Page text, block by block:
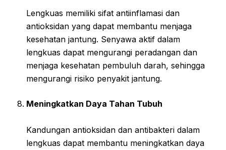
Lengkuas memiliki sifat antiinflamasi dan
antioksidan yang dapat membantu menjaga
kesehatan jantung. Senyawa aktif dalam
lengkuas dapat mengurangi peradangan dan
menjaga kesehatan pembuluh darah, sehingga
mengurangi risiko penyakit jantung.
Meningkatkan Daya Tahan Tubuh
Kandungan antioksidan dan antibakteri dalam
lengkuas dapat membantu meningkatkan daya